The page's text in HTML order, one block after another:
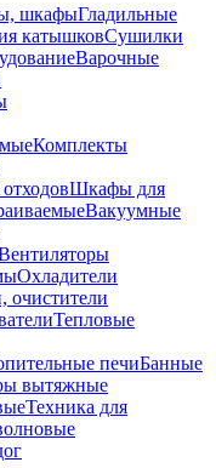
шкафыГладильные
катышковСушилки
Варочные
Комплекты
Шкафы для
Вакуумные
Охладители
очистители
Тепловые
печиБанные
вытяжные
Техника для